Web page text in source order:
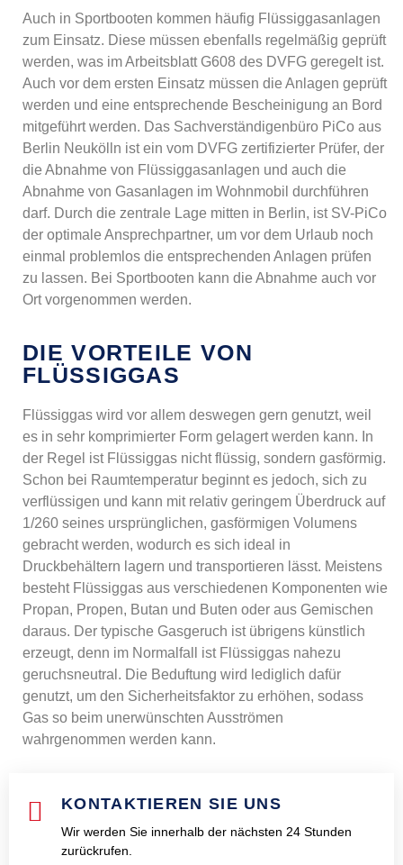
Auch in Sportbooten kommen häufig Flüssiggasanlagen
zum Einsatz. Diese müssen ebenfalls regelmäßig geprüft
werden, was im Arbeitsblatt G608 des DVFG geregelt ist.
Auch vor dem ersten Einsatz müssen die Anlagen geprüft
werden und eine entsprechende Bescheinigung an Bord
mitgeführt werden. Das Sachverständigenbüro PiCo aus
Berlin Neukölln ist ein vom DVFG zertifizierter Prüfer, der
die Abnahme von Flüssiggasanlagen und auch die
Abnahme von Gasanlagen im Wohnmobil durchführen
darf. Durch die zentrale Lage mitten in Berlin, ist SV-PiCo
der optimale Ansprechpartner, um vor dem Urlaub noch
einmal problemlos die entsprechenden Anlagen prüfen
zu lassen. Bei Sportbooten kann die Abnahme auch vor
Ort vorgenommen werden.
DIE VORTEILE VON
FLÜSSIGGAS
Flüssiggas wird vor allem deswegen gern genutzt, weil
es in sehr komprimierter Form gelagert werden kann. In
der Regel ist Flüssiggas nicht flüssig, sondern gasförmig.
Schon bei Raumtemperatur beginnt es jedoch, sich zu
verflüssigen und kann mit relativ geringem Überdruck auf
1/260 seines ursprünglichen, gasförmigen Volumens
gebracht werden, wodurch es sich ideal in
Druckbehältern lagern und transportieren lässt. Meistens
besteht Flüssiggas aus verschiedenen Komponenten wie
Propan, Propen, Butan und Buten oder aus Gemischen
daraus. Der typische Gasgeruch ist übrigens künstlich
erzeugt, denn im Normalfall ist Flüssiggas nahezu
geruchsneutral. Die Beduftung wird lediglich dafür
genutzt, um den Sicherheitsfaktor zu erhöhen, sodass
Gas so beim unerwünschten Ausströmen
wahrgenommen werden kann.
KONTAKTIEREN SIE UNS
Wir werden Sie innerhalb der nächsten 24 Stunden
zurückrufen.